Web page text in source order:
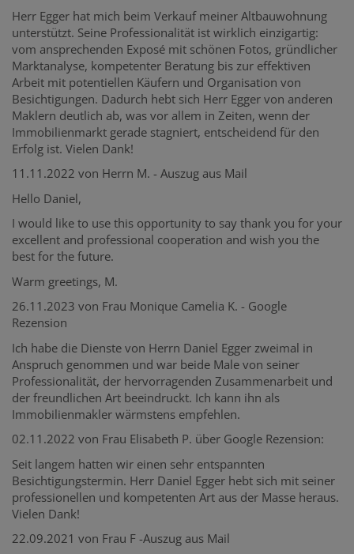
Herr Egger hat mich beim Verkauf meiner Altbauwohnung
unterstützt. Seine Professionalität ist wirklich einzigartig:
vom ansprechenden Exposé mit schönen Fotos, gründlicher
Marktanalyse, kompetenter Beratung bis zur effektiven
Arbeit mit potentiellen Käufern und Organisation von
Besichtigungen. Dadurch hebt sich Herr Egger von anderen
Maklern deutlich ab, was vor allem in Zeiten, wenn der
Immobilienmarkt gerade stagniert, entscheidend für den
Erfolg ist. Vielen Dank!
11.11.2022 von Herrn M. - Auszug aus Mail
Hello Daniel,
I would like to use this opportunity to say thank you for your
excellent and professional cooperation and wish you the
best for the future.
Warm greetings, M.
26.11.2023 von Frau Monique Camelia K. - Google
Rezension
Ich habe die Dienste von Herrn Daniel Egger zweimal in
Anspruch genommen und war beide Male von seiner
Professionalität, der hervorragenden Zusammenarbeit und
der freundlichen Art beeindruckt. Ich kann ihn als
Immobilienmakler wärmstens empfehlen.
02.11.2022 von Frau Elisabeth P. über Google Rezension:
Seit langem hatten wir einen sehr entspannten
Besichtigungstermin. Herr Daniel Egger hebt sich mit seiner
professionellen und kompetenten Art aus der Masse heraus.
Vielen Dank!
22.09.2021 von Frau F -Auszug aus Mail